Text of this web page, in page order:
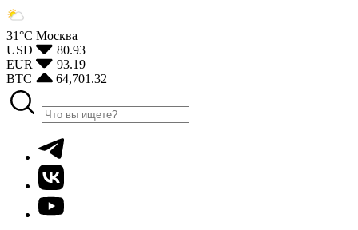
31°С Москва
USD
80.93
EUR
93.19
BTC
64,701.32